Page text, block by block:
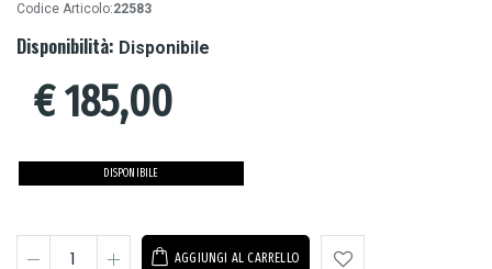
Codice Articolo:22583
Disponibilità: Disponibile
€185,00
DISPONIBILE
AGGIUNGI AL CARRELLO